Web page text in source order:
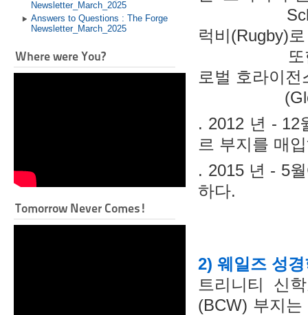
Newsletter_March_2025
Answers to Questions : The Forge
Newsletter_March_2025
Where were You?
Tomorrow Never Comes!
School of
럭비(Rugby)
또한 ‘리즈
로벌 호라이전
(Global
. 2012 년 - 12
르 부지를 매
. 2015 년 - 5
하다.
2) 웨일즈 성
트리니티 신
(BCW) 부지